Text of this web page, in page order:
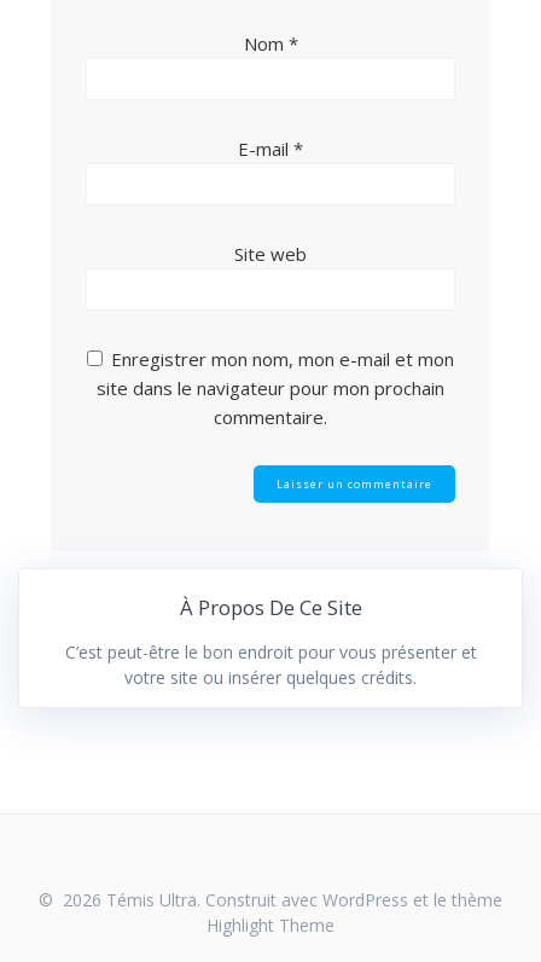
Nom *
E-mail *
Site web
Enregistrer mon nom, mon e-mail et mon
site dans le navigateur pour mon prochain
commentaire.
À Propos De Ce Site
C’est peut-être le bon endroit pour vous présenter et
votre site ou insérer quelques crédits.
© 2026 Témis Ultra. Construit avec WordPress et le thème
Highlight Theme